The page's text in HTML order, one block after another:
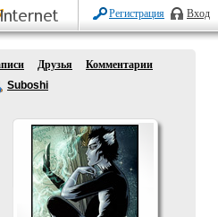
Регистрация Вход
Друзья
Комментарии
Suboshi